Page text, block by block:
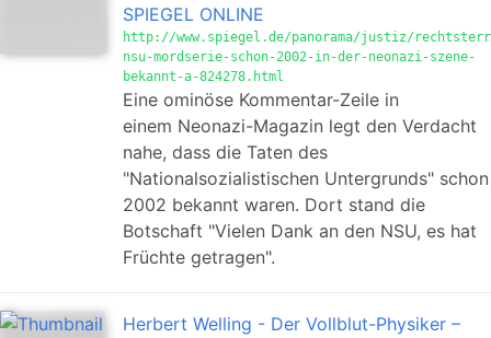
SPIEGEL ONLINE
http://www.spiegel.de/panorama/justiz/
nsu-mordserie-schon-2002-in-der-neonazi-szene-
bekannt-a-824278.html
Eine ominöse Kommentar-Zeile in
einem Neonazi-Magazin legt den Verdacht
nahe, dass die Taten des
"Nationalsozialistischen Untergrunds" schon
2002 bekannt waren. Dort stand die
Botschaft "Vielen Dank an den NSU, es hat
Früchte getragen".
Herbert Welling - Der Vollblut-Physiker –